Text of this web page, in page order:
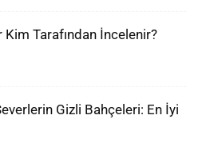
Tarafından İncelenir?
Gizli Bahçeleri: En İyi